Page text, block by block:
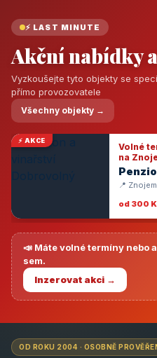
⚡ LAST MINUTE
Akční nabídky
Vyzkoušejte tyto objekty se
přímo provozovatele
Všechny objekty →
⚡ AKCE
Volné
na
📍
od 300
📣 Máte volné termíny nebo
sem.
Inzerovat akci →
OD ROKU 2004 · OSOBNĚ